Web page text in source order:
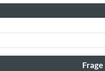
Frage